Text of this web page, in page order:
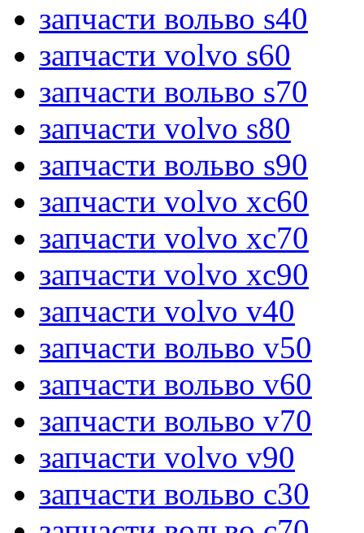
запчасти вольво s40
запчасти volvo s60
запчасти вольво s70
запчасти volvo s80
запчасти вольво s90
запчасти volvo xc60
запчасти volvo xc70
запчасти volvo xc90
запчасти volvo v40
запчасти вольво v50
запчасти вольво v60
запчасти вольво v70
запчасти volvo v90
запчасти вольво c30